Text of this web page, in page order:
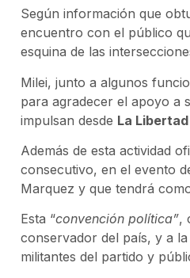
Según información que
encuentro con el público
esquina de las
Milei, junto a algunos
para agradecer el apoyo a
impulsan desde La
Además de esta actividad
consecutivo, en el evento
Marquez y que tendrá
Esta “convención política”,
conservador del país, y a
militantes del partido y